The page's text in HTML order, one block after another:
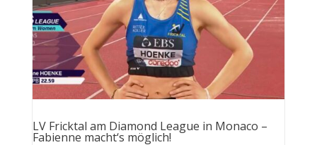
LV Fricktal am Diamond League in Monaco –
Fabienne macht‘s möglich!